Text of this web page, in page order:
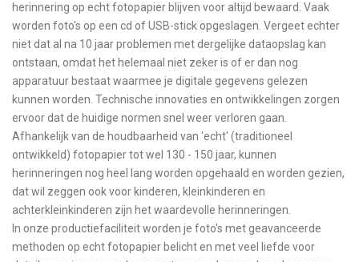
herinnering op echt fotopapier blijven voor altijd bewaard. Vaak
worden foto's op een cd of USB-stick opgeslagen. Vergeet echter
niet dat al na 10 jaar problemen met dergelijke dataopslag kan
ontstaan, omdat het helemaal niet zeker is of er dan nog
apparatuur bestaat waarmee je digitale gegevens gelezen
kunnen worden. Technische innovaties en ontwikkelingen zorgen
ervoor dat de huidige normen snel weer verloren gaan.
Afhankelijk van de houdbaarheid van 'echt' (traditioneel
ontwikkeld) fotopapier tot wel 130 - 150 jaar, kunnen
herinneringen nog heel lang worden opgehaald en worden gezien,
dat wil zeggen ook voor kinderen, kleinkinderen en
achterkleinkinderen zijn het waardevolle herinneringen.
In onze productiefaciliteit worden je foto's met geavanceerde
methoden op echt fotopapier belicht en met veel liefde voor